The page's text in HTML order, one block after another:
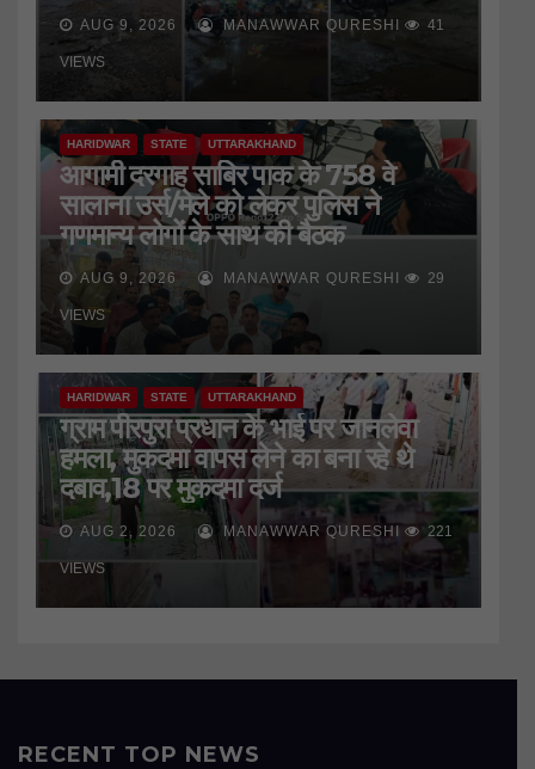
AUG 9, 2026 MANAWWAR QURESHI 41
VIEWS
HARIDWAR STATE UTTARAKHAND
आगामी दरगाह साबिर पाक के 758 वे
सालाना उर्स/मेले को लेकर पुलिस ने
गणमान्य लोगों के साथ की बैठक
AUG 9, 2026 MANAWWAR QURESHI 29
VIEWS
HARIDWAR STATE UTTARAKHAND
ग्राम पीरपुरा प्रधान के भाई पर जानलेवा
हमला, मुकदमा वापस लेने का बना रहे थे
दबाव,18 पर मुकदमा दर्ज
AUG 2, 2026 MANAWWAR QURESHI 221
VIEWS
RECENT TOP NEWS